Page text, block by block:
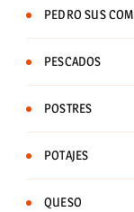
PEDRO SUS
PESCADOS
POSTRES
POTAJES
QUESO